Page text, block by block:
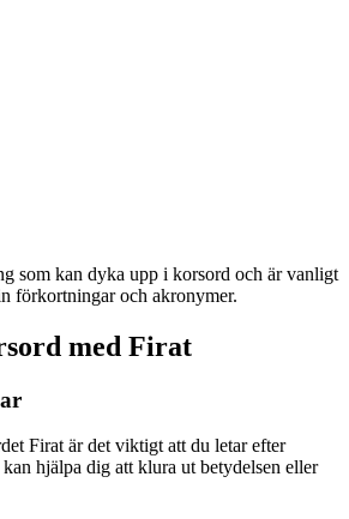
som kan dyka upp i korsord och är vanligt
förkortningar och akronymer.
med Firat
Firat är det viktigt att du letar efter
hjälpa dig att klura ut betydelsen eller